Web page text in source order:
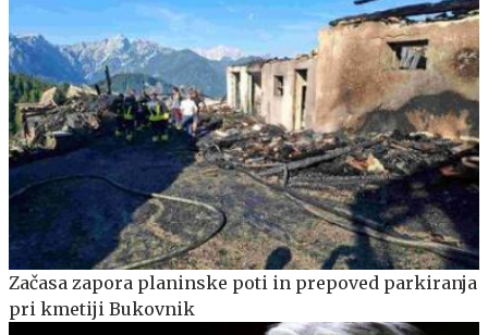
Začasa zapora planinske poti in prepoved parkiranja
pri kmetiji Bukovnik